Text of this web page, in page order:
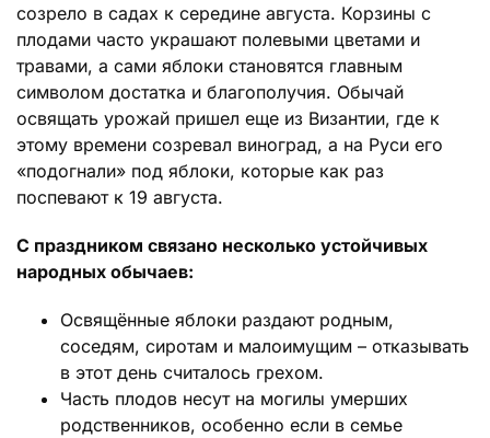
созрело в садах к середине августа. Корзины с
плодами часто украшают полевыми цветами и
травами, а сами яблоки становятся главным
символом достатка и благополучия. Обычай
освящать урожай пришел еще из Византии, где к
этому времени созревал виноград, а на Руси его
«подогнали» под яблоки, которые как раз
поспевают к 19 августа.
С праздником связано несколько устойчивых
народных обычаев:
Освящённые яблоки раздают родным,
соседям, сиротам и малоимущим – отказывать
в этот день считалось грехом.
Часть плодов несут на могилы умерших
родственников, особенно если в семье